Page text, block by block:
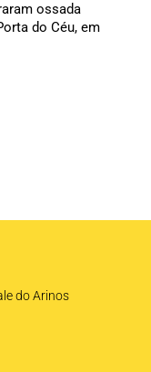
ossada
do Céu, em
do Arinos